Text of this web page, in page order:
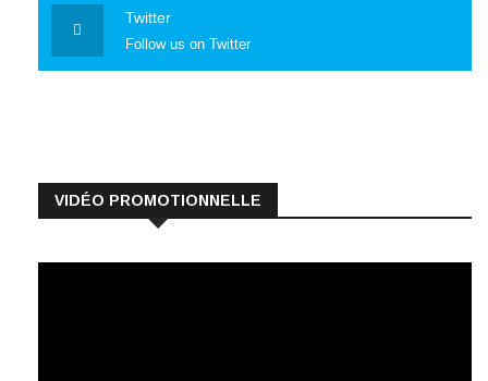
Twitter
Follow us on Twitter
VIDÉO PROMOTIONNELLE